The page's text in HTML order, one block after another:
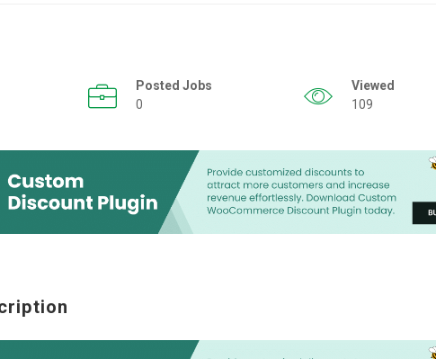
Posted Jobs
0
Viewed
109